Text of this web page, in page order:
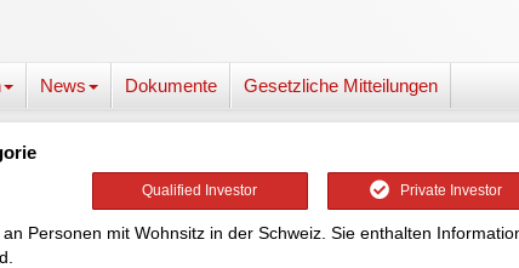
News Dokumente Gesetzliche Mitteilungen
Qualified Investor Private Investor
Personen mit Wohnsitz in der Schweiz. Sie enthalten